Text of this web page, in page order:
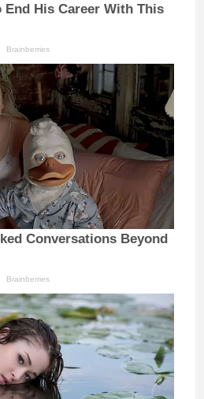
End His Career With This
Brainberries
Conversations Beyond
Brainberries